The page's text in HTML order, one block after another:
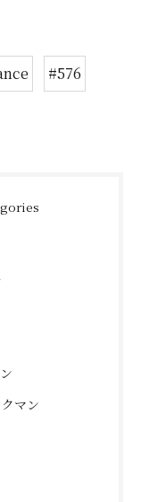
#576
マン